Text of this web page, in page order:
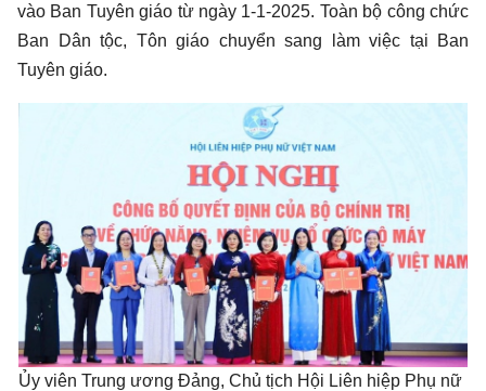
vào Ban Tuyên giáo từ ngày 1-1-2025. Toàn bộ công chức
Ban Dân tộc, Tôn giáo chuyển sang làm việc tại Ban
Tuyên giáo.
Ủy viên Trung ương Đảng, Chủ tịch Hội Liên hiệp Phụ nữ